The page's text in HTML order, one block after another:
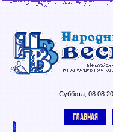
Суббота,
ГЛАВНАЯ